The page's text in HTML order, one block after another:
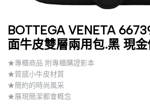
BOTTEGA VENETA
面牛皮雙層兩用包.黑 現
★專櫃商品 附專櫃購證影本
★質感小牛皮材質
★簡約的時尚風采
★展現簡潔都會概念